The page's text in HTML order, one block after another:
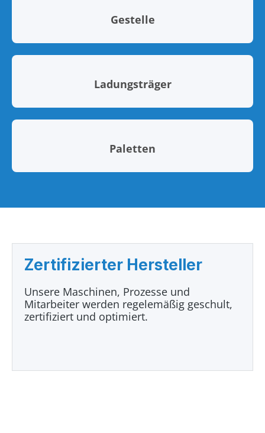
Gestelle
Ladungsträger
Paletten
Zertifizierter Hersteller
Unsere Maschinen, Prozesse und
Mitarbeiter werden regelemäßig geschult,
zertifiziert und optimiert.